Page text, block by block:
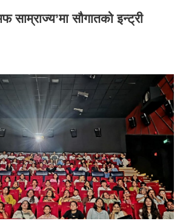
साम्राज्य’मा सौगातको इन्ट्री